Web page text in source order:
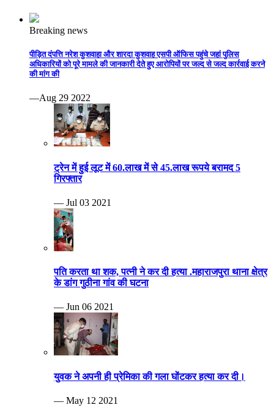
Breaking news
पीड़ित दंपत्ति नरेश कुशवाहा और शारदा कुशवाह एसपी ऑफिस पहुंचे जहां पुलिस
अधिकारियों को पूरे मामले की जानकारी देते हुए आरोपियों पर जल्द से जल्द कार्रवाई करने
की मांग की
—Aug 29 2022
ट्रेन में हुई लूट में 60.लाख में से 45.लाख रूपये बरामद 5
गिरफ्तार
— Jul 03 2021
पति करता था शक, पत्नी ने कर दी हत्या .महाराजपुरा थाना क्षेत्र
के डांग गुठीना गांव की घटना
— Jun 06 2021
युवक ने अपनी ही प्रेमिका की गला घोंटकर हत्या कर दी।
— May 12 2021